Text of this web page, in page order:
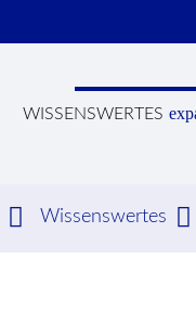
WISSENSWERTES
Wissenswertes